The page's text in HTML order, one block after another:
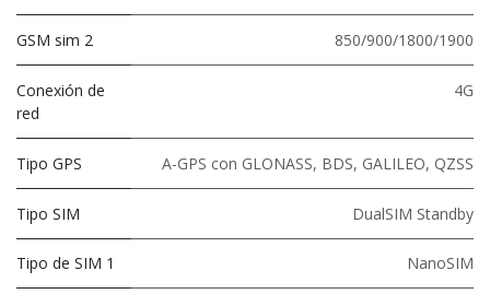
GSM sim 2 850/900/1800/1900
Conexión de
red
4G
Tipo GPS A-GPS con GLONASS, BDS, GALILEO, QZSS
Tipo SIM DualSIM Standby
Tipo de SIM 1 NanoSIM